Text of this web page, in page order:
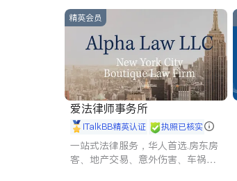
精英会员
爱法律师事务所
iTalkBB精英认证 执照已核实
一站式法律服务，华人首选.房东房
客、地产交易、意外伤害、车祸重